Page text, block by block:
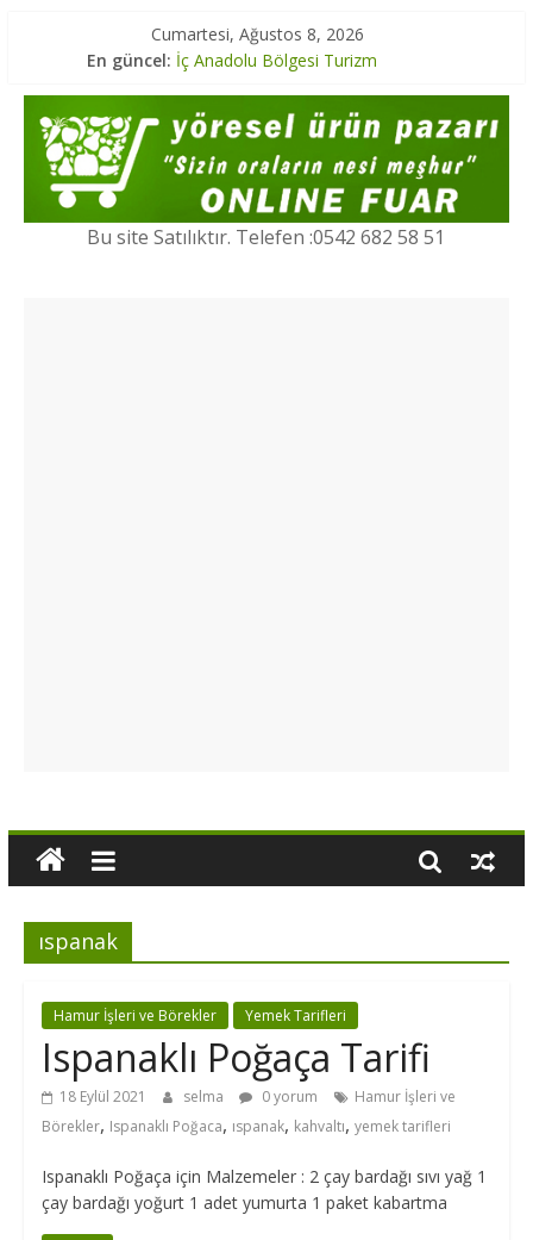
Cumartesi, Ağustos 8, 2026
En güncel: İç Anadolu Bölgesi Turizm
Ege Bölgesi Yöresel Ürünler
Marmara Bölgesi Turizm
Karadeniz Bölgesi Turizm
Bu site Satılıktır. Telefen :0542 682 58 51
ıspanak
Hamur İşleri ve Börekler Yemek Tarifleri
Ispanaklı Poğaça Tarifi
18 Eylül 2021 selma 0 yorum
Hamur İşleri ve
Börekler, Ispanaklı Poğaca, ıspanak, kahvaltı, yemek tarifleri
Ispanaklı Poğaça için Malzemeler : 2 çay bardağı sıvı yağ 1
çay bardağı yoğurt 1 adet yumurta 1 paket kabartma